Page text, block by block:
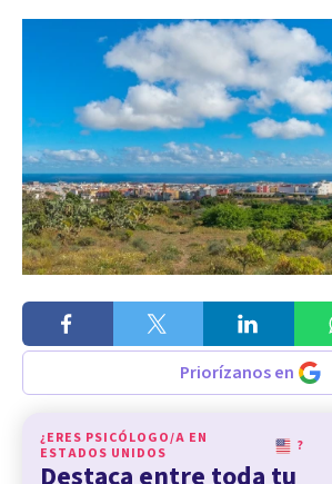
Priorízanos en
¿ERES PSICÓLOGO/A EN
ESTADOS UNIDOS
?